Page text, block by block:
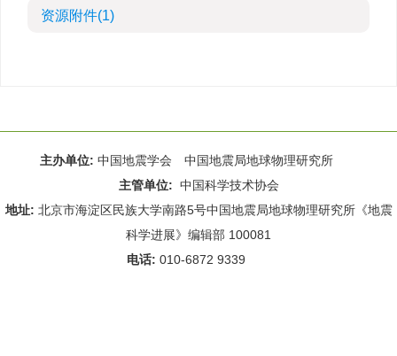
资源附件(1)
主办单位: 中国地震学会 中国地震局地球物理研究所
主管单位: 中国科学技术协会
地址: 北京市海淀区民族大学南路5号中国地震局地球物理研究所《地震
科学进展》编辑部 100081
电话: 010-6872 9339